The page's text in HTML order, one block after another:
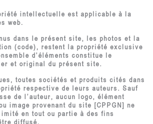
intellectuelle est applicable à la
web.
dans le présent site, les photos et la
(code), restent la propriété exclusive
d’éléments constitue le
et original du présent site.
toutes sociétés et produits cités dans
respective de leurs auteurs. Sauf
de l’auteur, aucun logo, élément
image provenant du site [CPPGN] ne
en tout ou partie à des fins
diffusé.